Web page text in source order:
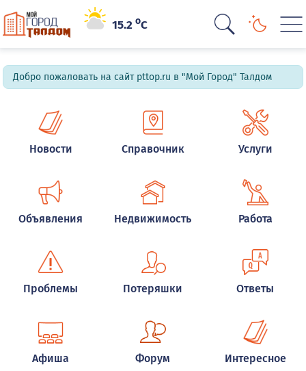
15.2oC
Добро пожаловать на сайт pttop.ru в "Мой Город" Талдом
Новости Справочник Услуги
Объявления Недвижимость Работа
Проблемы Потеряшки Ответы
Афиша Форум Интересное